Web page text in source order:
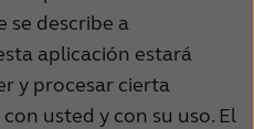
se describe a
aplicación estará
y procesar cierta
usted y con su uso. El